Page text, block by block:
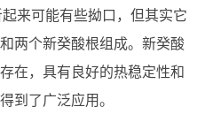
来可能有些拗口，但其实它
两个新癸酸根组成。新癸酸
在，具有良好的热稳定性和
到了广泛应用。